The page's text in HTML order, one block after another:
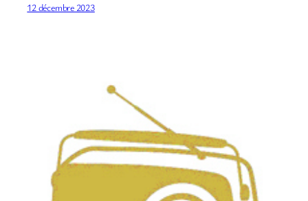
12 décembre 2023